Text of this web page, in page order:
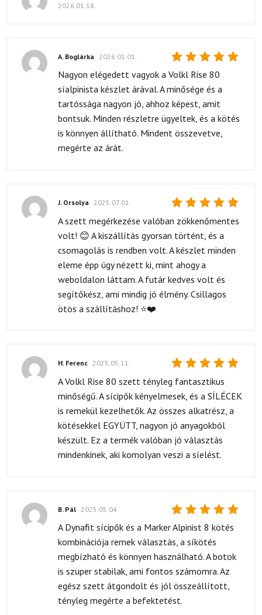
2026.01.18.
Értékelés:
A. Boglárka 2026.01.01.
Nagyon elégedett vagyok a Volkl Rise 80
síalpinista készlet árával. A minősége és a
tartóssága nagyon jó, ahhoz képest, amit
bontsuk. Minden részletre ügyeltek, és a kötés
is könnyen állítható. Mindent összevetve,
megérte az árát.
Értékelés:
J. Orsolya 2025.07.01.
A szett megérkezése valóban zökkenőmentes
volt! 😊 A kiszállítás gyorsan történt, és a
csomagolás is rendben volt. A készlet minden
eleme épp úgy nézett ki, mint ahogy a
weboldalon láttam. A futár kedves volt és
segítőkész, ami mindig jó élmény. Csillagos
ötös a szállításhoz! ⭐❤️
Értékelés:
5
H. Ferenc 2025.05.11.
A Volkl Rise 80 szett tényleg fantasztikus
minőségű. A sícipők kényelmesek, és a SÍLÉCEK
is remekül kezelhetők. Az összes alkatrész, a
kötésekkel EGYÜTT, nagyon jó anyagokból
készült. Ez a termék valóban jó választás
mindenkinek, aki komolyan veszi a síelést.
Értékelés:
/ 5
B. Pál 2025.05.04.
A Dynafit sícipők és a Marker Alpinist 8 kötés
kombinációja remek választás, a síkötés
megbízható és könnyen használható. A botok
is szuper stabilak, ami fontos számomra. Az
egész szett átgondolt és jól összeállított,
tényleg megérte a befektetést.